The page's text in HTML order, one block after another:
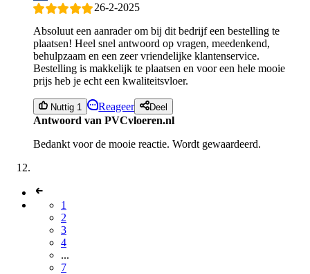
26-2-2025
Absoluut een aanrader om bij dit bedrijf een bestelling te
plaatsen! Heel snel antwoord op vragen, meedenkend,
behulpzaam en een zeer vriendelijke klantenservice.
Bestelling is makkelijk te plaatsen en voor een hele mooie
prijs heb je echt een kwaliteitsvloer.
Nuttig 1 Reageer Deel
Antwoord van PVCvloeren.nl
Bedankt voor de mooie reactie. Wordt gewaardeerd.
1
2
3
4
...
7